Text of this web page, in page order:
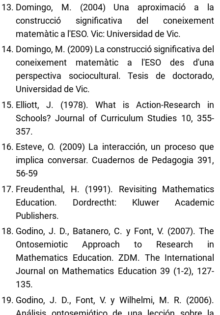
Domingo, M. (2004) Una aproximació a la
construcció significativa del coneixement
matemàtic a l'ESO. Vic: Universidad de Vic.
Domingo, M. (2009) La construcció significativa del
coneixement matemàtic a l'ESO des d'una
perspectiva sociocultural. Tesis de doctorado,
Universidad de Vic.
Elliott, J. (1978). What is Action-Research in
Schools? Journal of Curriculum Studies 10, 355-
357.
Esteve, O. (2009) La interacción, un proceso que
implica conversar. Cuadernos de Pedagogia 391,
56-59
Freudenthal, H. (1991). Revisiting Mathematics
Education. Dordrectht: Kluwer Academic
Publishers.
Godino, J. D., Batanero, C. y Font, V. (2007). The
Ontosemiotic Approach to Research in
Mathematics Education. ZDM. The International
Journal on Mathematics Education 39 (1-2), 127-
135.
Godino, J. D., Font, V. y Wilhelmi, M. R. (2006).